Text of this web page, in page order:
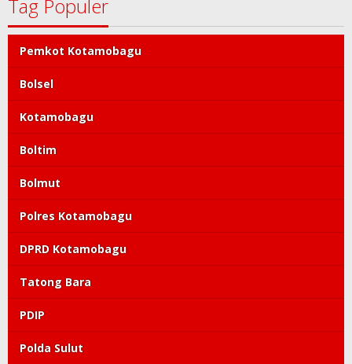
Tag Populer
Pemkot Kotamobagu
Bolsel
Kotamobagu
Boltim
Bolmut
Polres Kotamobagu
DPRD Kotamobagu
Tatong Bara
PDIP
Polda Sulut